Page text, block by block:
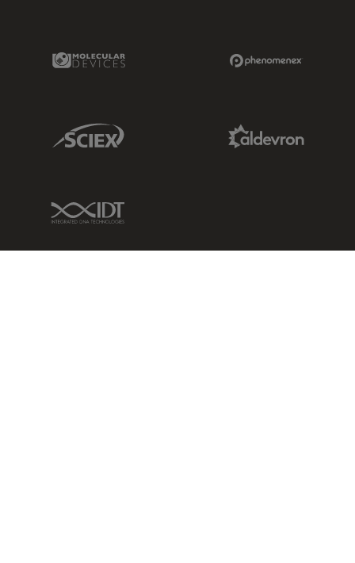
Molecular Devices Link
Sciex Link
IDT Link